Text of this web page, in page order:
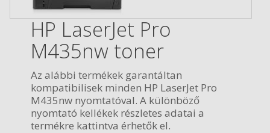
HP LaserJet Pro
M435nw toner
Az alábbi termékek garantáltan
kompatibilisek minden HP LaserJet Pro
M435nw nyomtatóval. A különböző
nyomtató kellékek részletes adatai a
termékre kattintva érhetők el.